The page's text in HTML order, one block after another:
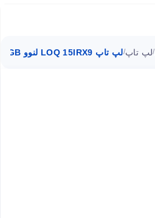
/لپ تاپ/لپ تاپ LOQ 15IRX9 لنوو i7 16GB ا ۱۵.۶ اینچی